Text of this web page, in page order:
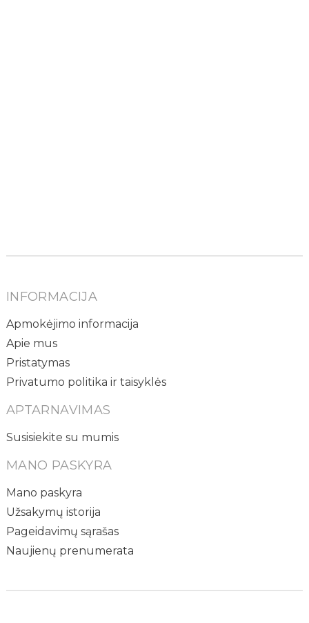
INFORMACIJA
Apmokėjimo informacija
Apie mus
Pristatymas
Privatumo politika ir taisyklės
APTARNAVIMAS
Susisiekite su mumis
MANO PASKYRA
Mano paskyra
Užsakymų istorija
Pageidavimų sąrašas
Naujienų prenumerata